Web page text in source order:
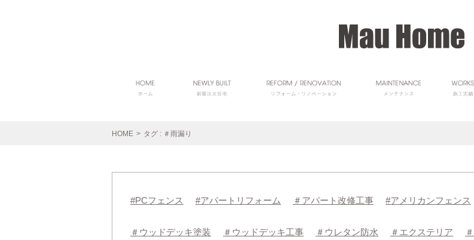
HOME > タグ : ＃雨漏り
#PCフェンス #アパートリフォーム ＃アパート改修工事 #アメリカンフェンス
＃ウッドデッキ塗装 ＃ウッドデッキ工事 ＃ウレタン防水 ＃エクステリア